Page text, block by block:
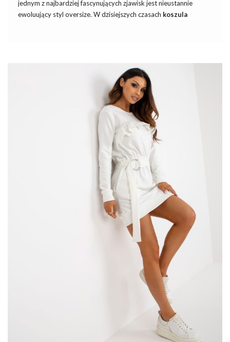
jednym z najbardziej fascynujących zjawisk jest nieustannie
ewoluujący styl oversize. W dzisiejszych czasach koszula
zarówno jej historyczne korzenie, jak i współczesne znaczenie w
kontekście mody i wyrażania indywidualności poprzez ubiór.
Przygotujcie się na podróż przez świat swobodnej elegancji i
przemyślanego nonszalancji, jaką niesie za sobą luźna koszula.
Koszula oversize – ważny modowy trend
W ciągu ostatnich kilku lat koszula stała się jednym z
najważniejszych modowych trendów, …